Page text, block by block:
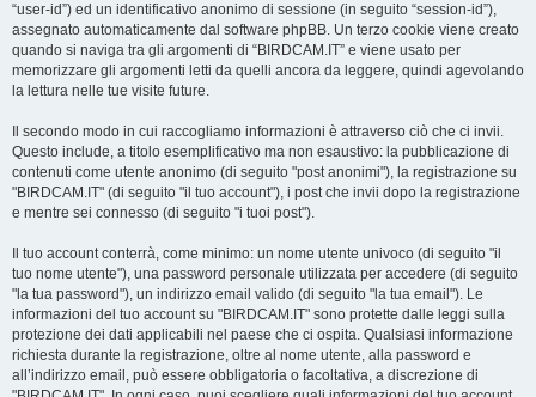
“user-id”) ed un identificativo anonimo di sessione (in seguito “session-id”),
assegnato automaticamente dal software phpBB. Un terzo cookie viene creato
quando si naviga tra gli argomenti di “BIRDCAM.IT” e viene usato per
memorizzare gli argomenti letti da quelli ancora da leggere, quindi agevolando
la lettura nelle tue visite future.
Il secondo modo in cui raccogliamo informazioni è attraverso ciò che ci invii.
Questo include, a titolo esemplificativo ma non esaustivo: la pubblicazione di
contenuti come utente anonimo (di seguito "post anonimi"), la registrazione su
"BIRDCAM.IT" (di seguito "il tuo account"), i post che invii dopo la registrazione
e mentre sei connesso (di seguito "i tuoi post").
Il tuo account conterrà, come minimo: un nome utente univoco (di seguito "il
tuo nome utente"), una password personale utilizzata per accedere (di seguito
"la tua password"), un indirizzo email valido (di seguito "la tua email"). Le
informazioni del tuo account su "BIRDCAM.IT" sono protette dalle leggi sulla
protezione dei dati applicabili nel paese che ci ospita. Qualsiasi informazione
richiesta durante la registrazione, oltre al nome utente, alla password e
all’indirizzo email, può essere obbligatoria o facoltativa, a discrezione di